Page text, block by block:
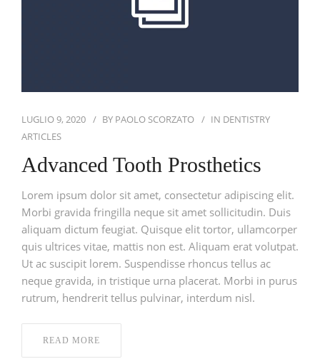
LUGLIO 9, 2020 BY PAOLO SCORZATO IN DENTISTRY
ARTICLES
Advanced Tooth Prosthetics
Lorem ipsum dolor sit amet, consectetur adipiscing elit.
Morbi gravida fringilla neque sit amet sollicitudin. Duis
aliquam dictum feugiat. Quisque elit tortor, ullamcorper
quis ultrices vitae, mattis non est. Aliquam erat volutpat.
Ut ac suscipit lorem. Suspendisse rhoncus tellus ac
neque gravida, in tristique urna placerat. Morbi in purus
rutrum, hendrerit tellus pulvinar, interdum nisl.
READ MORE